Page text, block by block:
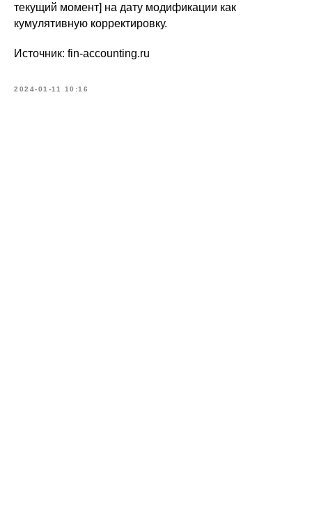
текущий момент] на дату модификации как
кумулятивную корректировку.
Источник: fin-accounting.ru
2024-01-11 10:16